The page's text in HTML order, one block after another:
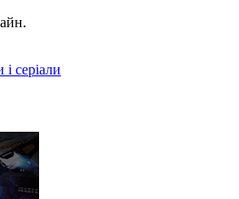
і серіали